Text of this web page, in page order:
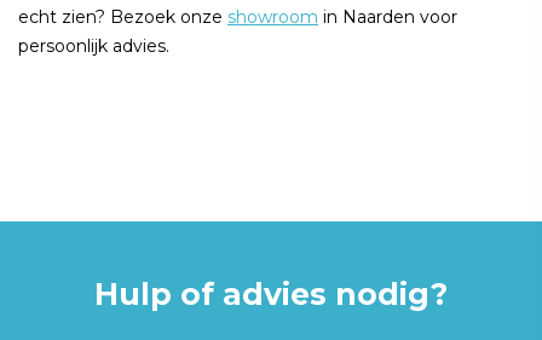
echt zien? Bezoek onze showroom in Naarden voor
persoonlijk advies.
Hulp of advies nodig?